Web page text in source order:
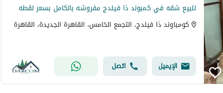
للبيع شقه في كمبوند ذا فيلدج مفروشه بالكامل بسعر لقطه
كومباوند ذا فيلدج، التجمع الخامس، القاهرة الجديدة، القاهرة
الإيميل اتصل